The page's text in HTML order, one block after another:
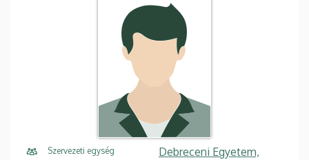
Szervezeti egység
Debreceni Egyetem,